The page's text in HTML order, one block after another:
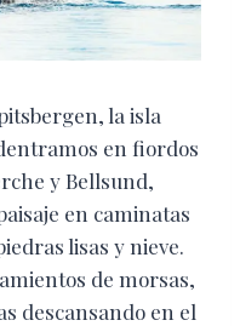
la isla
en fiordos
y Bellsund,
en caminatas
lisas y nieve.
de morsas,
descansando en el